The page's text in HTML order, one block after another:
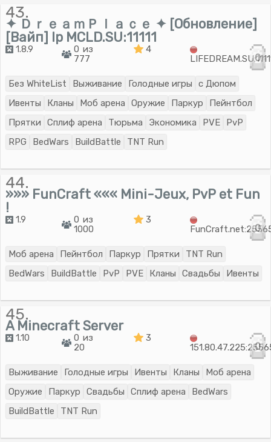
43.
✦ ＤｒｅａｍＰｌａｃｅ ✦ [Обновление]
[Вайп] Ip MCLD.SU:11111
1.8.9
0 из
777
4
0
Без WhiteList Выживание Голодные игры
с Дюпом
Ивенты
Кланы Моб арена Оружие Паркур
Пейнтбол
Прятки
Сплиф арена Тюрьма Экономика PVE
PvP
RPG
BedWars BuildBattle TNT Run
44.
»»» FunCraft ««« Mini-Jeux, PvP et Fun
!
1.9
0 из
1000
3
0
Моб арена Пейнтбол Паркур Прятки
TNT Run
BedWars
BuildBattle PvP PVE Кланы Свадьбы Ивенты
45.
A Minecraft Server
1.10
0 из
20
3
0
Выживание Голодные игры Ивенты Кланы
Моб арена
Оружие
Паркур Свадьбы Сплиф арена
BedWars
BuildBattle
TNT Run